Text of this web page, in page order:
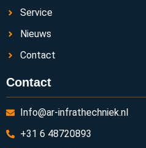
Service
Nieuws
Contact
Contact
Info@ar-infrathechniek.nl
+31 6 48720893